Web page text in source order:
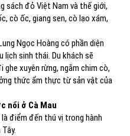
sách đỏ Việt Nam và thế giới,
cò ốc, giang sen, cò lạo xám,
Ngọc Hoàng có phần diện
sinh thái. Du khách sẽ
xuyên rừng, ngắm chim cò,
thức ẩm thực từ sản vật của
nổi ở Cà Mau
điểm đến thú vị trong hành